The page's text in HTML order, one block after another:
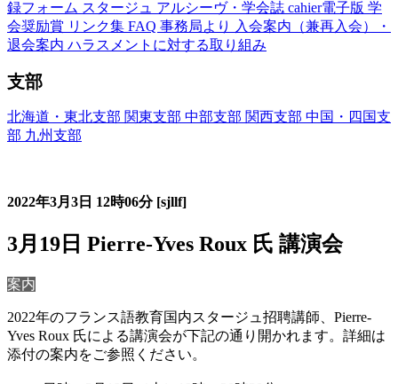
録フォーム スタージュ アルシーヴ・学会誌 cahier電子版 学
会奨励賞 リンク集 FAQ 事務局より
入会案内（兼再入会）・
退会案内 ハラスメントに対する取り組み
支部
北海道・東北支部 関東支部 中部支部 関西支部 中国・四国支
部 九州支部
2022年3月3日 12時06分 [sjllf]
3月19日 Pierre-Yves Roux 氏 講演会
案内
2022年のフランス語教育国内スタージュ招聘講師、Pierre-
Yves Roux 氏による講演会が下記の通り開かれます。詳細は
添付の案内をご参照ください。